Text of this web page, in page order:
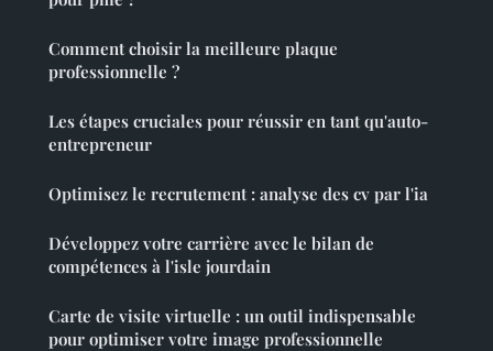
Comment choisir la meilleure plaque
professionnelle ?
Les étapes cruciales pour réussir en tant qu'auto-
entrepreneur
Optimisez le recrutement : analyse des cv par l'ia
Développez votre carrière avec le bilan de
compétences à l'isle jourdain
Carte de visite virtuelle : un outil indispensable
pour optimiser votre image professionnelle